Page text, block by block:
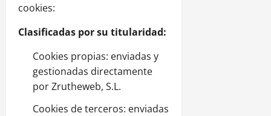
cookies:
Clasificadas por su titularidad:
Cookies propias: enviadas y
gestionadas directamente
por Zrutheweb, S.L.
Cookies de terceros: enviadas